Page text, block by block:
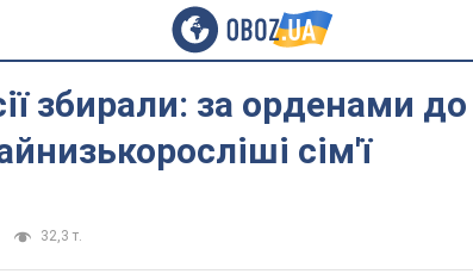
збирали: за орденами до
сім'ї
32,3 т.